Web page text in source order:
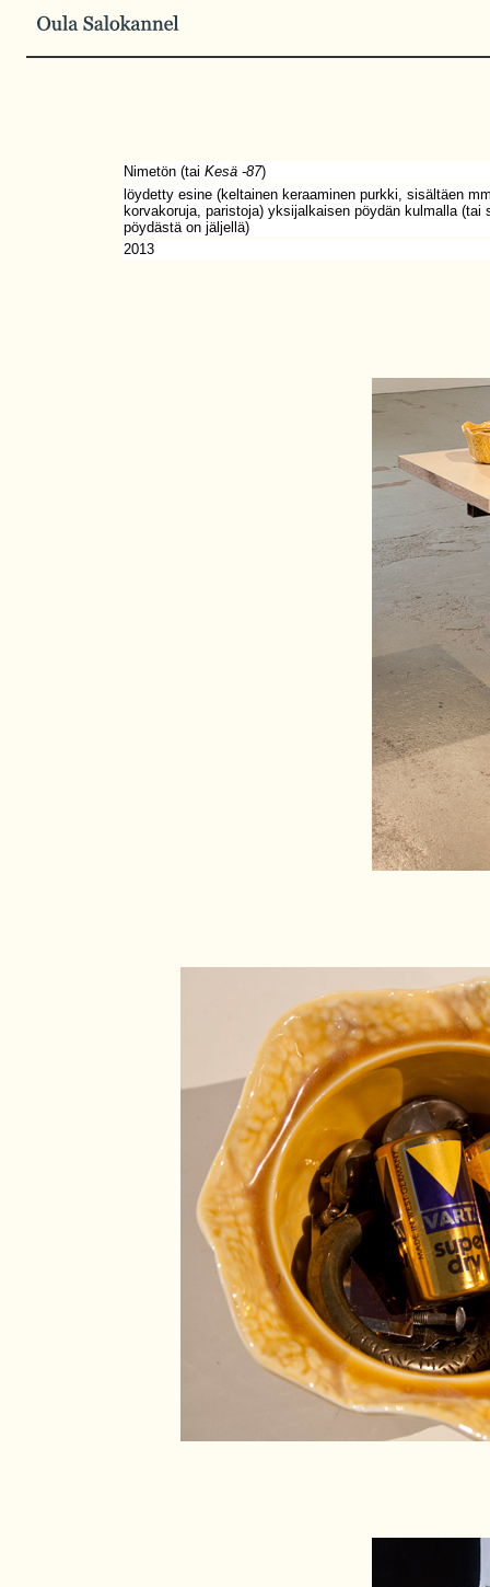
Nimetön (tai Kesä -87)
löydetty esine (keltainen keraaminen purkki, sisältäen
korvakoruja, paristoja) yksijalkaisen pöydän kulmalla (tai
pöydästä on jäljellä)
2013